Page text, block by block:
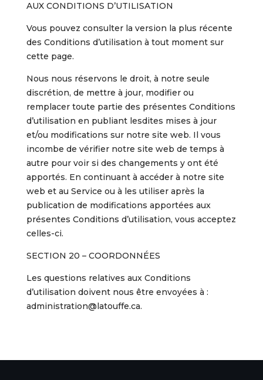
AUX CONDITIONS D’UTILISATION
Vous pouvez consulter la version la plus récente
des Conditions d’utilisation à tout moment sur
cette page.
Nous nous réservons le droit, à notre seule
discrétion, de mettre à jour, modifier ou
remplacer toute partie des présentes Conditions
d’utilisation en publiant lesdites mises à jour
et/ou modifications sur notre site web. Il vous
incombe de vérifier notre site web de temps à
autre pour voir si des changements y ont été
apportés. En continuant à accéder à notre site
web et au Service ou à les utiliser après la
publication de modifications apportées aux
présentes Conditions d’utilisation, vous acceptez
celles-ci.
SECTION 20 – COORDONNÉES
Les questions relatives aux Conditions
d’utilisation doivent nous être envoyées à :
administration@latouffe.ca.